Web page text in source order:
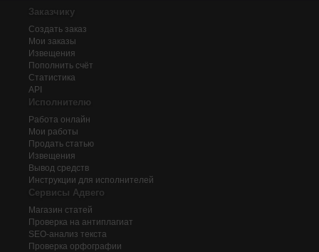
Заказчику
Создать заказ
Мои заказы
Извещения
Пополнить счёт
Статистика
API
Исполнителю
Работа онлайн
Мои работы
Продать статью
Извещения
Вывод средств
Инструкции для исполнителей
Сервисы Адвего
Магазин статей
Проверка на антиплагиат
SEO-анализ текста
Проверка орфографии